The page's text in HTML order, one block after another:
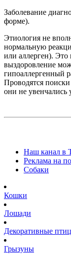
Заболевание
форме).
Этиология не
нормальную
или аллерген). Это
выздоровление
гипоаллергенный
Проводятся
они не увенчались
Наш канал в
Реклама на
Собаки
Кошки
Лошади
Декоративные
Грызуны